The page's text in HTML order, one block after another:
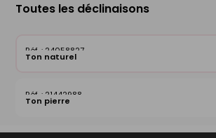
Toutes les déclinaisons
24058827
Ton naturel
21442988
Ton pierre